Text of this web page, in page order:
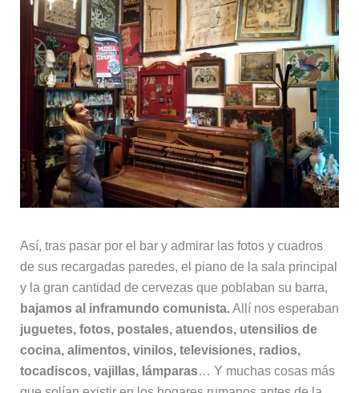
Así, tras pasar por el bar y admirar las fotos y cuadros
de sus recargadas paredes, el piano de la sala principal
y la gran cantidad de cervezas que poblaban su barra,
bajamos al inframundo comunista.Allí nos esperaban
juguetes, fotos, postales, atuendos, utensilios de
cocina, alimentos, vinilos, televisiones, radios,
tocadiscos, vajillas, lámparas… Y muchas cosas más